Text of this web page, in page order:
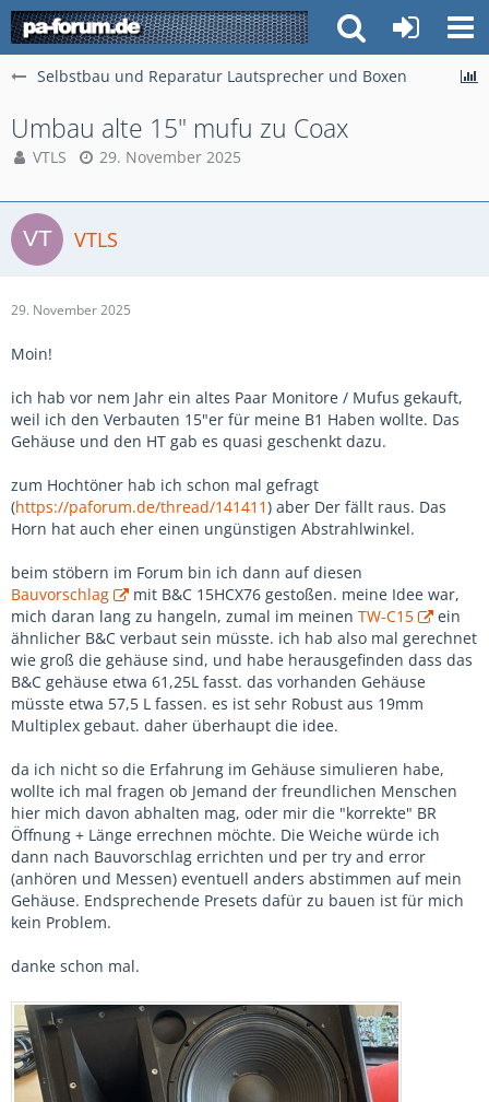
Selbstbau und Reparatur Lautsprecher und Boxen
Umbau alte 15" mufu zu Coax
VTLS 29. November 2025
VTLS
29. November 2025
Moin!
ich hab vor nem Jahr ein altes Paar Monitore / Mufus gekauft,
weil ich den Verbauten 15"er für meine B1 Haben wollte. Das
Gehäuse und den HT gab es quasi geschenkt dazu.
zum Hochtöner hab ich schon mal gefragt
(https://paforum.de/thread/141411) aber Der fällt raus. Das
Horn hat auch eher einen ungünstigen Abstrahlwinkel.
beim stöbern im Forum bin ich dann auf diesen
Bauvorschlag
mit B&C 15HCX76 gestoßen. meine Idee war,
mich daran lang zu hangeln, zumal im meinen TW-C15
ein
ähnlicher B&C verbaut sein müsste. ich hab also mal gerechnet
wie groß die gehäuse sind, und habe herausgefinden dass das
B&C gehäuse etwa 61,25L fasst. das vorhanden Gehäuse
müsste etwa 57,5 L fassen. es ist sehr Robust aus 19mm
Multiplex gebaut. daher überhaupt die idee.
da ich nicht so die Erfahrung im Gehäuse simulieren habe,
wollte ich mal fragen ob Jemand der freundlichen Menschen
hier mich davon abhalten mag, oder mir die "korrekte" BR
Öffnung + Länge errechnen möchte. Die Weiche würde ich
dann nach Bauvorschlag errichten und per try and error
(anhören und Messen) eventuell anders abstimmen auf mein
Gehäuse. Endsprechende Presets dafür zu bauen ist für mich
kein Problem.
danke schon mal.